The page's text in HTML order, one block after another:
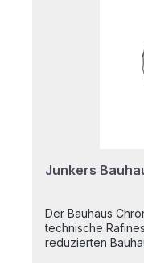
hervorbrachte,
ansehen. So wie
werden auch bei
historische
auch
Junkers
Der Bauhaus
technische
reduzierten